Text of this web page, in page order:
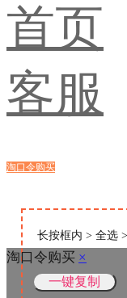
首页
客服
淘口令购买
浏览
淘口令购买 ×
长按框内 > 全选